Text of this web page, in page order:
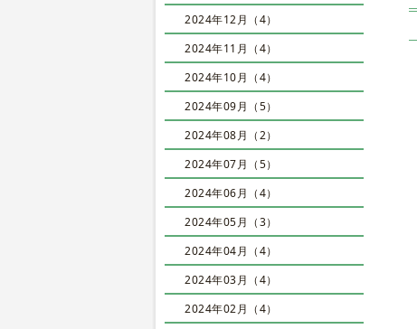
2024年12月（4）
2024年11月（4）
2024年10月（4）
2024年09月（5）
2024年08月（2）
2024年07月（5）
2024年06月（4）
2024年05月（3）
2024年04月（4）
2024年03月（4）
2024年02月（4）